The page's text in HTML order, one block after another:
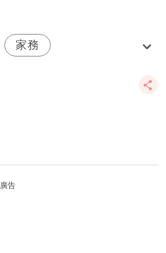
家務
廣告